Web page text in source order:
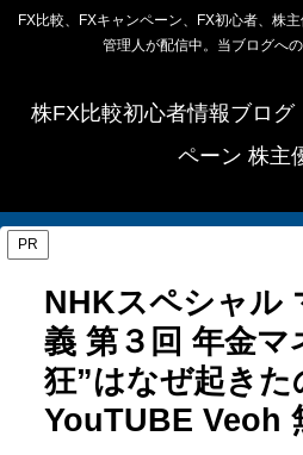
FX比較、FXキャンペーン、FX初心者、株
管理人が配信中。当ブログへ
株FX比較初心者情報ブロ
ペーン 株主
PR
NHKスペシャル
義 第３回 年金マ
狂”はなぜ起きた
YouTUBE Veoh